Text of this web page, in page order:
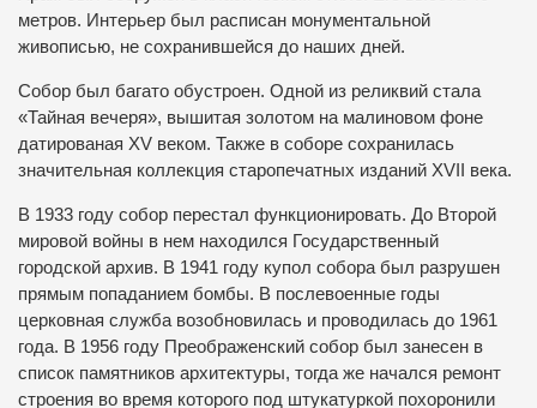
метров. Интерьер был расписан монументальной
живописью, не сохранившейся до наших дней.
Собор был багато обустроен. Одной из реликвий стала
«Тайная вечеря», вышитая золотом на малиновом фоне
датированая XV веком. Также в соборе сохранилась
значительная коллекция старопечатных изданий XVII века.
В 1933 году собор перестал функционировать. До Второй
мировой войны в нем находился Государственный
городской архив. В 1941 году купол собора был разрушен
прямым попаданием бомбы. В послевоенные годы
церковная служба возобновилась и проводилась до 1961
года. В 1956 году Преображенский собор был занесен в
список памятников архитектуры, тогда же начался ремонт
строения во время которого под штукатуркой похоронили